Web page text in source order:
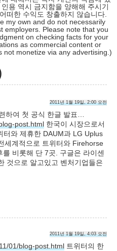
용 역시 금지함을 양해해 주시기
떠한 수익도 창출하지 않습니다.
my own and do not necessarily
employers. Please note that you
on checking facts for your
as commercial content or
not monetize via any advertising.)
2011년 1월 19일, 2:00 오전
하여 첫 공식 한글 발표…
post.html 한국이 시장으로서
터와 제휴한 DAUM과 LG Uplus
세계적으로 트위터와 Firehorse
비롯해 단 7곳. 구글은 라이센
것으로 알고있고 벤처기업들은
2011년 1월 19일, 4:03 오전
01/blog-post.html 트위터의 한